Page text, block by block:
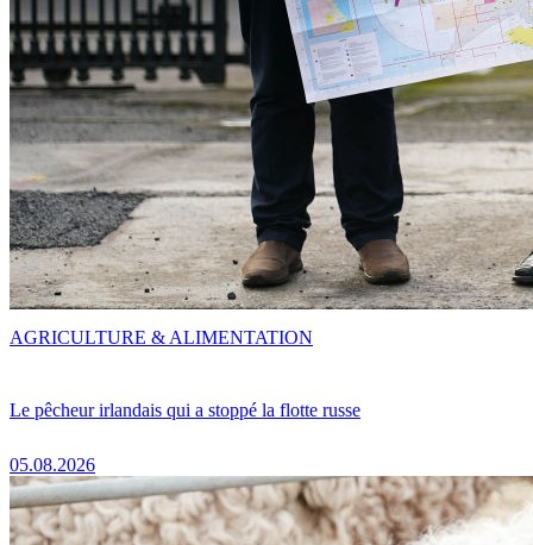
Le pêcheur irlandais qui a stoppé la flotte russe
05.08.2026
AGRICULTURE & ALIMENTATION